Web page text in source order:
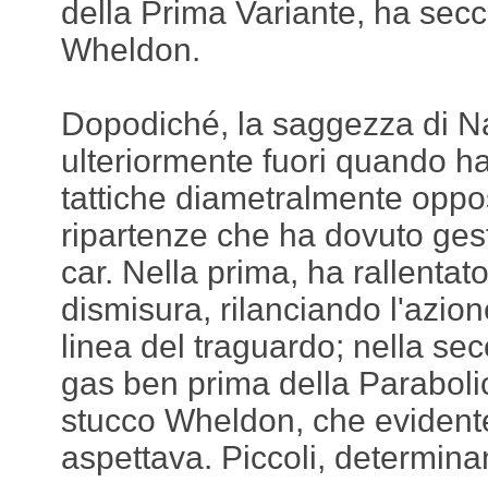
della Prima Variante, ha
Wheldon.
Dopodiché, la saggezza di
ulteriormente fuori quando
tattiche diametralmente
ripartenze che ha dovuto
car. Nella prima, ha
dismisura, rilanciando
linea del traguardo; nella
gas ben prima della
stucco Wheldon, che
aspettava. Piccoli,